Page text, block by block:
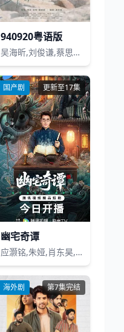
940920粤语版
吴海昕,刘俊谦,蔡思韵,张敬轩,黄梓乐
国产剧 更新至17集
幽宅奇谭
应灏铭,朱娅,肖东昊,宋未央
海外剧 第7集完结